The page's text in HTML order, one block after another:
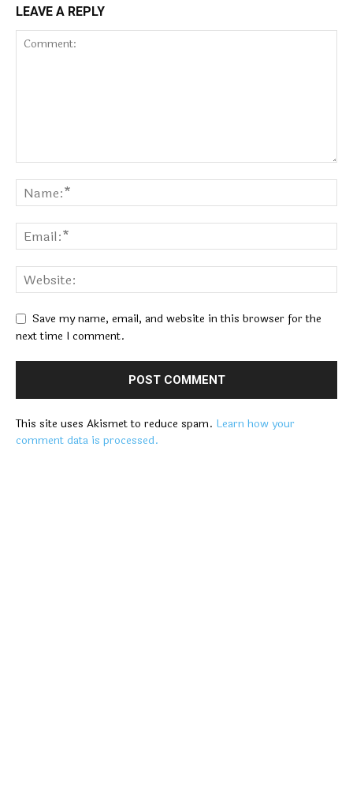
LEAVE A REPLY
Save my name, email, and website in this browser for the
next time I comment.
This site uses Akismet to reduce spam. Learn how your
comment data is processed.